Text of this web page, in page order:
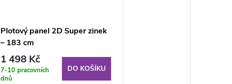
Plotový panel 2D Super zinek
– 183 cm
1 498 Kč
7-10 pracovních
dnů
DO KOŠÍKU